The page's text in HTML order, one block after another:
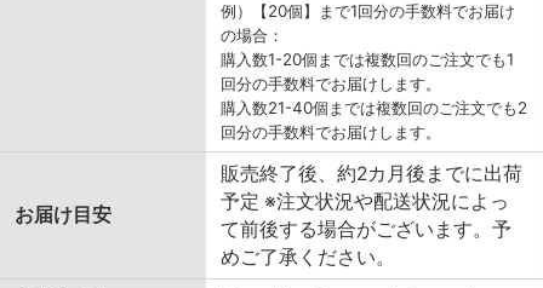
例）【20個】まで1回分の手数料でお届け
の場合：
購入数1-20個までは複数回のご注文でも1
回分の手数料でお届けします。
購入数21-40個までは複数回のご注文でも2
回分の手数料でお届けします。
お届け目安
販売終了後、約2カ月後までに出荷
予定 ※注文状況や配送状況によっ
て前後する場合がございます。予
めご了承ください。